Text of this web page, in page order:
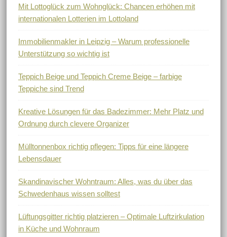
Mit Lottoglück zum Wohnglück: Chancen erhöhen mit
internationalen Lotterien im Lottoland
Immobilienmakler in Leipzig – Warum professionelle
Unterstützung so wichtig ist
Teppich Beige und Teppich Creme Beige – farbige
Teppiche sind Trend
Kreative Lösungen für das Badezimmer: Mehr Platz und
Ordnung durch clevere Organizer
Mülltonnenbox richtig pflegen: Tipps für eine längere
Lebensdauer
Skandinavischer Wohntraum: Alles, was du über das
Schwedenhaus wissen solltest
Lüftungsgitter richtig platzieren – Optimale Luftzirkulation
in Küche und Wohnraum